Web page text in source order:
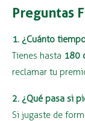
Preguntas
1. ¿Cuánto
Tienes hasta 180
reclamar tu
2. ¿Qué pasa si
Si jugaste de